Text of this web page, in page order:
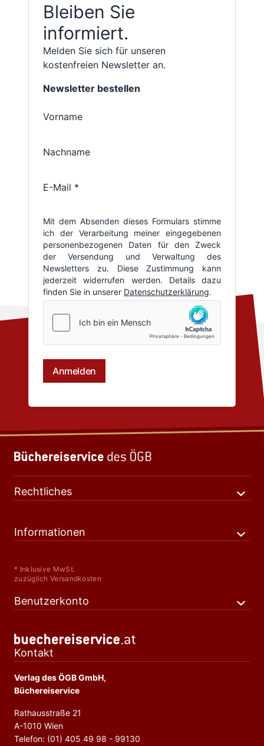
Bleiben Sie
informiert.
Melden Sie sich für unseren
kostenfreien Newsletter an.
Rechtliches
Informationen
* Inklusive MwSt.
zuzüglich Versandkosten
Benutzerkonto
Kontakt
Verlag des ÖGB GmbH,
Büchereiservice
Rathausstraße 21
A-1010 Wien
Telefon: (01) 405 49 98 - 99130